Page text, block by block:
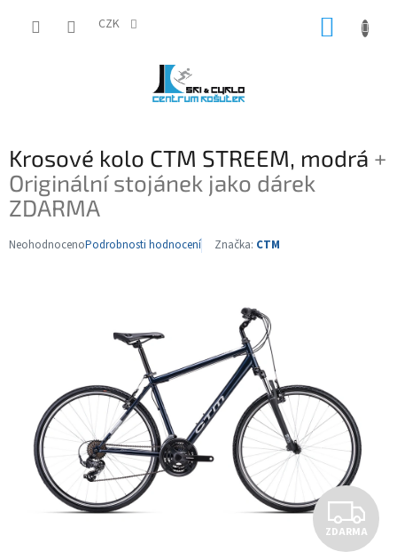
CZK
Krosové kolo CTM STREEM, modrá +
Originální stojánek jako dárek
ZDARMA
Průměrné
NeohodnocenoPodrobnosti hodnocení Značka: CTM
Z
D
ZDARMA